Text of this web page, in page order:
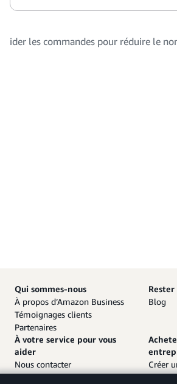
ider les commandes pour réduire le
Qui sommes-nous
À propos d’Amazon Business
Témoignages clients
Partenaires
Blog
À votre service pour vous
aider
Nous contacter
Service client et assistance
Créer
Se